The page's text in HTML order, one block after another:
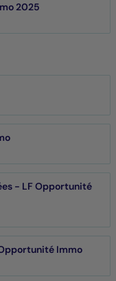
2025
- LF Opportunité
Immo